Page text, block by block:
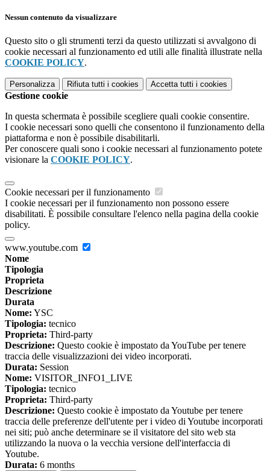
Nessun contenuto da visualizzare
Questo sito o gli strumenti terzi da questo utilizzati si avvalgono di
cookie necessari al funzionamento ed utili alle finalità illustrate nella
COOKIE POLICY.
Personalizza Rifiuta tutti i cookies Accetta tutti i cookies
Gestione cookie
In questa schermata è possibile scegliere quali cookie consentire.
I cookie necessari sono quelli che consentono il funzionamento della
piattaforma e non è possibile disabilitarli.
Per conoscere quali sono i cookie necessari al funzionamento potete
visionare la COOKIE POLICY.
Cookie necessari per il funzionamento
I cookie necessari per il funzionamento non possono essere
disabilitati. È possibile consultare l'elenco nella pagina della cookie
policy.
www.youtube.com
Nome
Tipologia
Proprieta
Descrizione
Durata
Nome: YSC
Tipologia: tecnico
Proprieta: Third-party
Descrizione: Questo cookie è impostato da YouTube per tenere
traccia delle visualizzazioni dei video incorporati.
Durata: Session
Nome: VISITOR_INFO1_LIVE
Tipologia: tecnico
Proprieta: Third-party
Descrizione: Questo cookie è impostato da Youtube per tenere
traccia delle preferenze dell'utente per i video di Youtube incorporati
nei siti; può anche determinare se il visitatore del sito web sta
utilizzando la nuova o la vecchia versione dell'interfaccia di
Youtube.
Durata: 6 months